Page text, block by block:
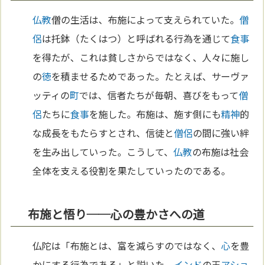
仏教僧の生活は、布施によって支えられていた。僧
侶は托鉢（たくはつ）と呼ばれる行為を通じて食事
を得たが、これは貧しさからではなく、人々に施し
の徳を積ませるためであった。たとえば、サーヴァ
ッティの町では、信者たちが毎朝、喜びをもって僧
侶たちに食事を施した。布施は、施す側にも精神的
な成長をもたらすとされ、信徒と僧侶の間に強い絆
を生み出していった。こうして、仏教の布施は社会
全体を支える役割を果たしていったのである。
布施と悟り──心の豊かさへの道
仏陀は「布施とは、富を減らすのではなく、心を豊